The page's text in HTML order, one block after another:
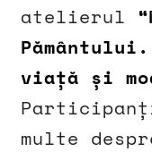
atelierul
viață și
multe